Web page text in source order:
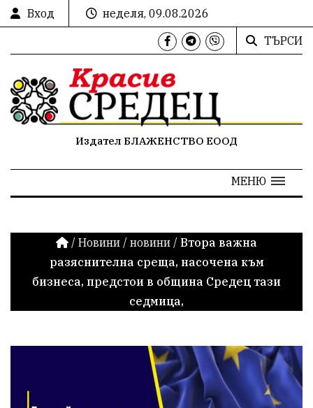
Вход
неделя, 09.08.2026
ТЪРСИ
Издател БЛАЖЕНСТВО ЕООД
МЕНЮ
/ Новини / новини / Втора важна
разяснителна среща, насочена към
бизнеса, предстои в община Средец тази
седмица,